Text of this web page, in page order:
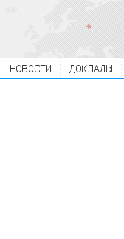
НОВОСТИ ДОКЛАДЫ